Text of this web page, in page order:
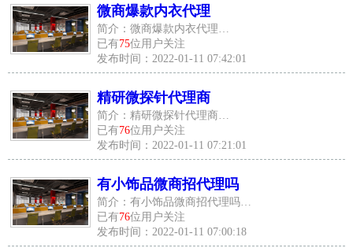
微商爆款内衣代理
简介：微商爆款内衣代理…
已有75位用户关注
发布时间：2022-01-11 07:42:01
精研微探针代理商
简介：精研微探针代理商…
已有76位用户关注
发布时间：2022-01-11 07:21:01
有小饰品微商招代理吗
简介：有小饰品微商招代理吗…
已有76位用户关注
发布时间：2022-01-11 07:00:18